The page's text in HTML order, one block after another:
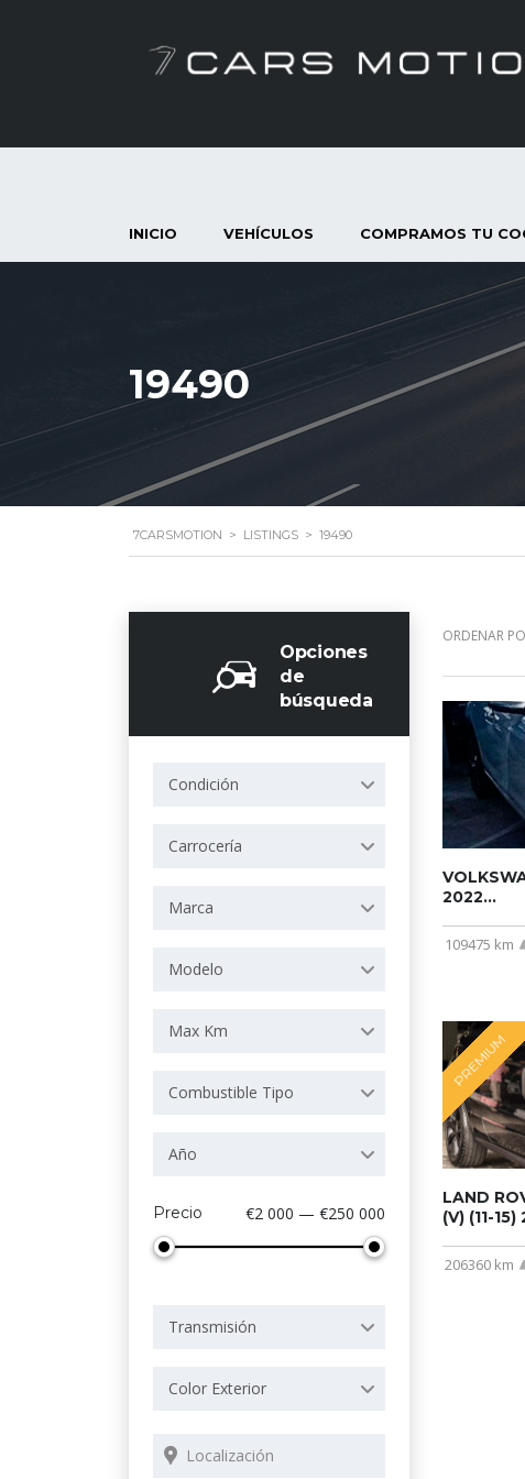
INICIO VEHÍCULOS COMPRAMOS TU
19490
7CARSMOTION > LISTINGS > 19490
Opciones
de
búsqueda
Condición
Carrocería
Marca
Modelo
Max Km
Combustible Tipo
Año
Precio €2 000 — €250 000
Transmisión
Color Exterior
ORDENAR
2022...
109475 km
PREMIUM
LAND
(V) (11-15)
206360 km